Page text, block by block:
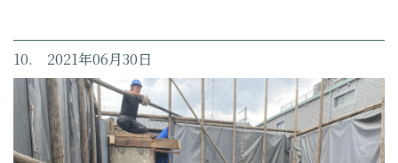
10. 2021年06月30日